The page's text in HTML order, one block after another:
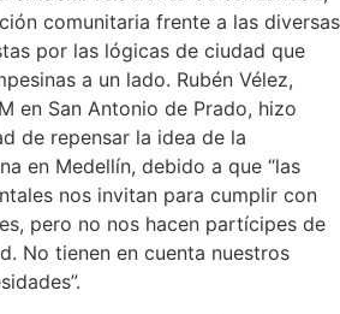
comunitaria frente a las diversas
por las lógicas de ciudad que
a un lado. Rubén Vélez,
en San Antonio de Prado, hizo
de repensar la idea de la
en Medellín, debido a que “las
nos invitan para cumplir con
pero no nos hacen partícipes de
No tienen en cuenta nuestros